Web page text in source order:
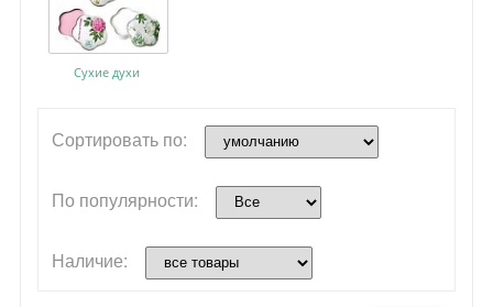
Сухие духи
Сортировать по:
По популярности:
Наличие: